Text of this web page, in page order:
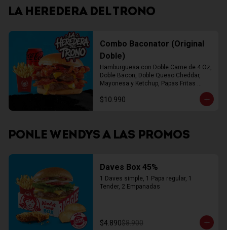
LA HEREDERA DEL TRONO
Combo Baconator (Original
Doble)
Hamburguesa con Doble Carne de 4 Oz,
Doble Bacon, Doble Queso Cheddar,
Mayonesa y Ketchup, Papas Fritas
$10.990
PONLE WENDYS A LAS PROMOS
Daves Box 45%
1 Daves simple, 1 Papa regular, 1
Tender, 2 Empanadas
$4.890$8.900